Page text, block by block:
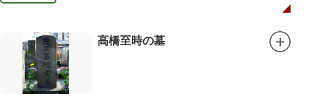
高橋至時の墓